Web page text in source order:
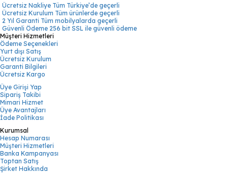
Ücretsiz Nakliye Tüm Türkiye’de geçerli
Ücretsiz Kurulum Tüm ürünlerde geçerli
2 Yıl Garanti Tüm mobilyalarda geçerli
Güvenli Ödeme 256 bit SSL ile güvenli ödeme
Müşteri Hizmetleri
Ödeme Seçenekleri
Yurt dışı Satış
Ücretsiz Kurulum
Garanti Bilgileri
Ücretsiz Kargo
Üye Girişi Yap
Sipariş Takibi
Mimari Hizmet
Üye Avantajları
İade Politikası
Kurumsal
Hesap Numarası
Müşteri Hizmetleri
Banka Kampanyası
Toptan Satış
Şirket Hakkında